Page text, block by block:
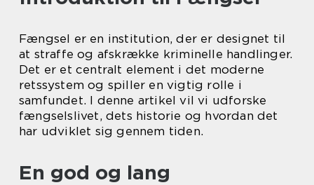
Fængsel er en institution, der er designet til
at straffe og afskrække kriminelle handlinger.
Det er et centralt element i det moderne
retssystem og spiller en vigtig rolle i
samfundet. I denne artikel vil vi udforske
fængselslivet, dets historie og hvordan det
har udviklet sig gennem tiden.
En god og lang